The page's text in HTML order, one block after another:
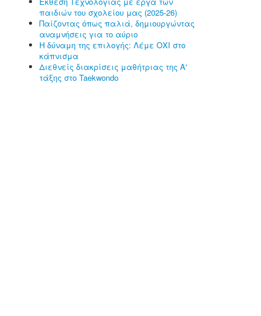
παιδιών του σχολείου μας (2025-26)
Παίζοντας όπως παλιά, δημιουργώντας
αναμνήσεις για το αύριο
Η δύναμη της επιλογής: Λέμε ΟΧΙ στο
κάπνισμα
Διεθνείς διακρίσεις μαθήτριας της Α'
τάξης στο Taekwondo